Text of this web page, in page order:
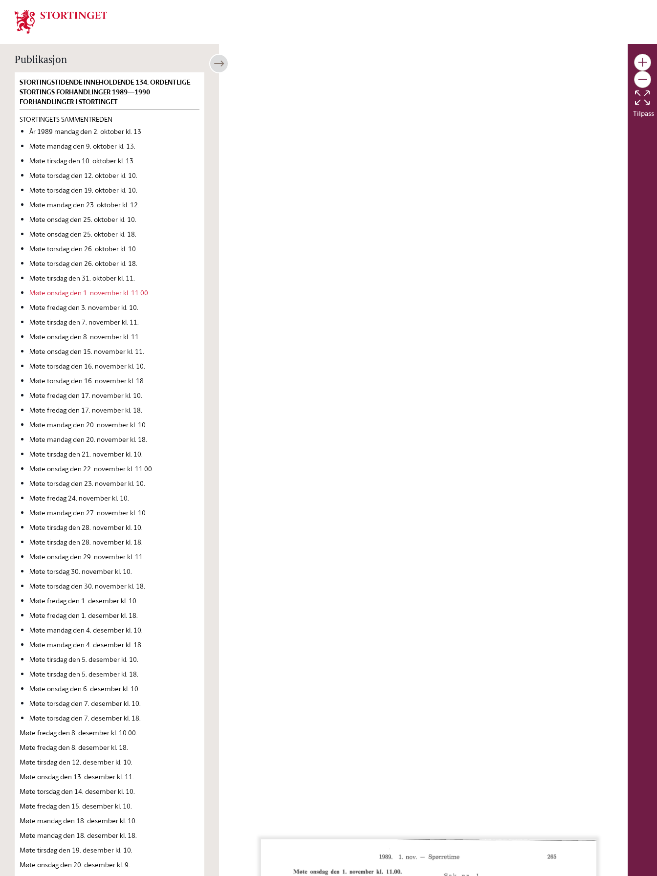
Stortinget.no
Publikasjon
STORTINGSTIDENDE INNEHOLDENDE 134. ORDENTLIGE
STORTINGS FORHANDLINGER 1989—1990
FORHANDLINGER I STORTINGET
STORTINGETS SAMMENTREDEN
År 1989 mandag den 2. oktober kl. 13
Møte mandag den 9. oktober kl. 13.
Møte tirsdag den 10. oktober kl. 13.
Møte torsdag den 12. oktober kl. 10.
Møte torsdag den 19. oktober kl. 10.
Møte mandag den 23. oktober kl. 12.
Møte onsdag den 25. oktober kl. 10.
Møte onsdag den 25. oktober kl. 18.
Møte torsdag den 26. oktober kl. 10.
Møte torsdag den 26. oktober kl. 18.
Møte tirsdag den 31. oktober kl. 11.
Møte onsdag den 1. november kl. 11.00.
Møte fredag den 3. november kl. 10.
Møte tirsdag den 7. november kl. 11.
Møte onsdag den 8. november kl. 11.
Møte onsdag den 15. november kl. 11.
Møte torsdag den 16. november kl. 10.
Møte torsdag den 16. november kl. 18.
Møte fredag den 17. november kl. 10.
Møte fredag den 17. november kl. 18.
Møte mandag den 20. november kl. 10.
Møte mandag den 20. november kl. 18.
Møte tirsdag den 21. november kl. 10.
Møte onsdag den 22. november kl. 11.00.
Møte torsdag den 23. november kl. 10.
Møte fredag 24. november kl. 10.
Møte mandag den 27. november kl. 10.
Møte tirsdag den 28. november kl. 10.
Møte tirsdag den 28. november kl. 18.
Møte onsdag den 29. november kl. 11.
Møte torsdag 30. november kl. 10.
Møte torsdag den 30. november kl. 18.
Møte fredag den 1. desember kl. 10.
Møte fredag den 1. desember kl. 18.
Møte mandag den 4. desember kl. 10.
Møte mandag den 4. desember kl. 18.
Møte tirsdag den 5. desember kl. 10.
Møte tirsdag den 5. desember kl. 18.
Møte onsdag den 6. desember kl. 10
Møte torsdag den 7. desember kl. 10.
Møte torsdag den 7. desember kl. 18.
Møte fredag den 8. desember kl. 10.00.
Møte fredag den 8. desember kl. 18.
Møte tirsdag den 12. desember kl. 10.
Møte onsdag den 13. desember kl. 11.
Møte torsdag den 14. desember kl. 10.
Møte fredag den 15. desember kl. 10.
Møte mandag den 18. desember kl. 10.
Møte mandag den 18. desember kl. 18.
Møte tirsdag den 19. desember kl. 10.
Møte onsdag den 20. desember kl. 9.